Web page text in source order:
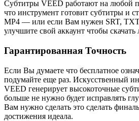
Субтитры VEED работают на любой
что инструмент готовит субтитры и
MP4 — или если Вам нужен SRT,
улучшите свой аккаунт чтобы
Гарантированная Точность
Если Вы думаете что бесплатное
подумайте еще раз. Искусственный
VEED генерирует высокоточные
больше не нужно будет исправлять
Вам нужно сделать это сделать
достижения идеала.